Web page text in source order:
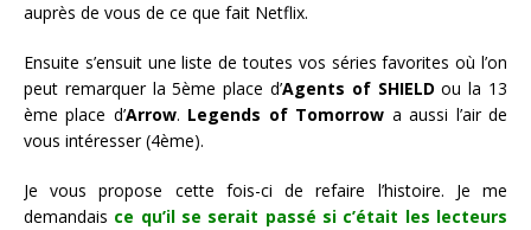
auprès de vous de ce que fait Netflix.
Ensuite s’ensuit une liste de toutes vos séries favorites où l’on
peut remarquer la 5ème place d’Agents of SHIELD ou la 13
ème place d’Arrow. Legends of Tomorrow a aussi l’air de
vous intéresser (4ème).
Je vous propose cette fois-ci de refaire l’histoire. Je me
demandais ce qu’il se serait passé si c’était les lecteurs